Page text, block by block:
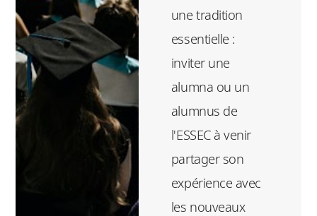
une tradition
essentielle :
inviter une
alumna ou un
alumnus de
l'ESSEC à venir
partager son
expérience avec
les nouveaux